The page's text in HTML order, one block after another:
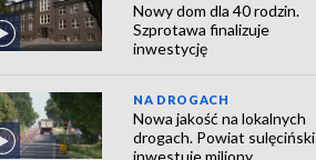
Nowy dom dla 40 rodzin.
Szprotawa finalizuje
inwestycję
NA DROGACH
Nowa jakość na lokalnych
drogach. Powiat sulęciński
inwestuje miliony